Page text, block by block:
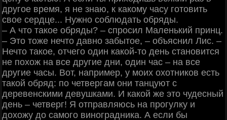
другое время, я не знаю, к какому часу готовить
свое сердце... Нужно соблюдать обряды.
‒ А что такое обряды? ‒ спросил Маленький принц.
‒ Это тоже нечто давно забытое, ‒ объяснил Лис. ‒
Нечто такое, отчего один какой-то день становится
не похож на все другие дни, один час ‒ на все
другие часы. Вот, например, у моих охотников есть
такой обряд: по четвергам они танцуют с
деревенскими девушками. И какой же это чудесный
день ‒ четверг! Я отправляюсь на прогулку и
дохожу до самого виноградника. А если бы